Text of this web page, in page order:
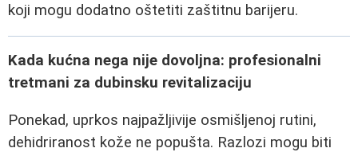
koji mogu dodatno oštetiti zaštitnu barijeru.
Kada kućna nega nije dovoljna: profesionalni
tretmani za dubinsku revitalizaciju
Ponekad, uprkos najpažljivije osmišljenoj rutini,
dehidriranost kože ne popušta. Razlozi mogu biti